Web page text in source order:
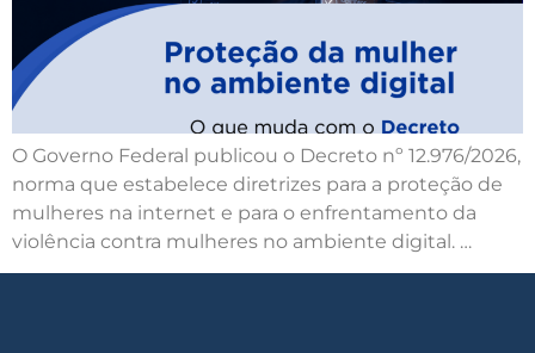
O Governo Federal publicou o Decreto nº 12.976/2026,
norma que estabelece diretrizes para a proteção de
mulheres na internet e para o enfrentamento da
violência contra mulheres no ambiente digital. …